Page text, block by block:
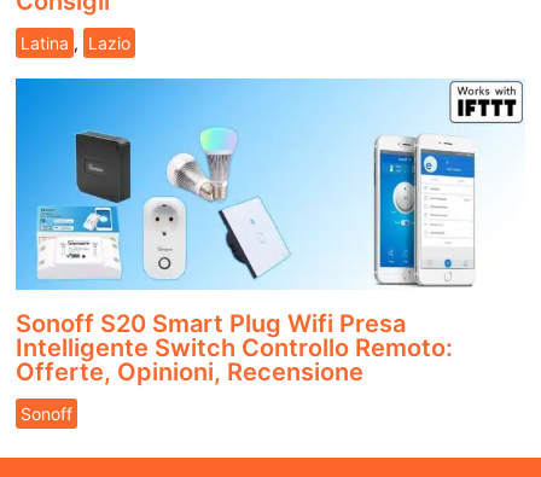
Latina , Lazio
Sonoff S20 Smart Plug Wifi Presa
Intelligente Switch Controllo Remoto:
Offerte, Opinioni, Recensione
Sonoff